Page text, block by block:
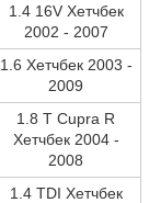
1.4 16V Хетчбек
2002 - 2007
1.6 Хетчбек 2003 -
2009
1.8 T Cupra R
Хетчбек 2004 -
2008
1.4 TDI Хетчбек